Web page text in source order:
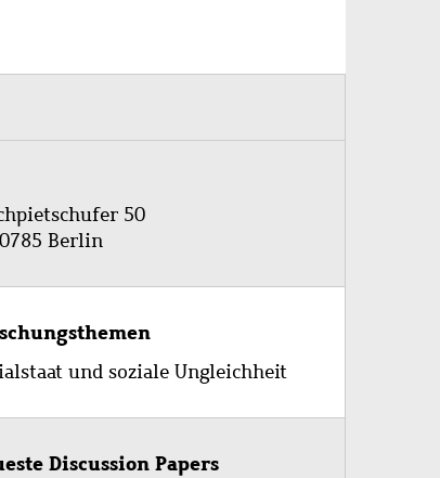
50
Berlin
und soziale Ungleichheit
Discussion Papers